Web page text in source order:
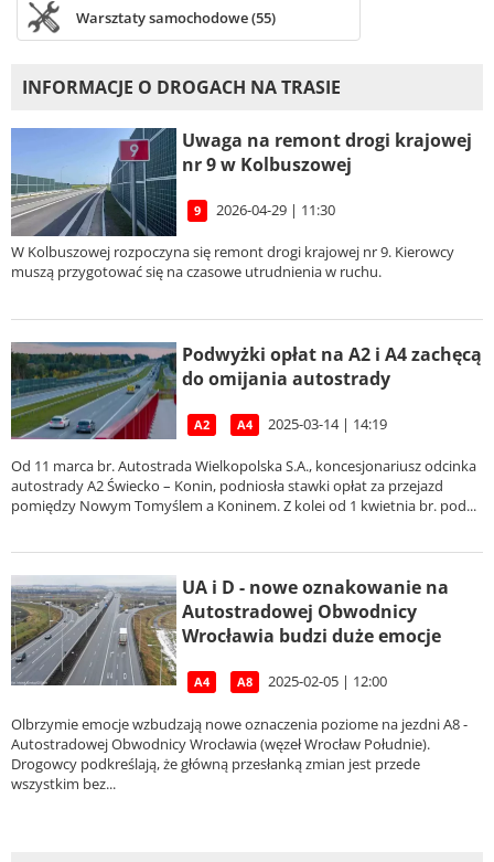
Warsztaty samochodowe (55)
INFORMACJE O DROGACH NA TRASIE
Uwaga na remont drogi krajowej
nr 9 w Kolbuszowej
9 2026-04-29 | 11:30
W Kolbuszowej rozpoczyna się remont drogi krajowej nr 9. Kierowcy
muszą przygotować się na czasowe utrudnienia w ruchu.
Podwyżki opłat na A2 i A4 zachęcą
do omijania autostrady
A2 A4 2025-03-14 | 14:19
Od 11 marca br. Autostrada Wielkopolska S.A., koncesjonariusz odcinka
autostrady A2 Świecko – Konin, podniosła stawki opłat za przejazd
pomiędzy Nowym Tomyślem a Koninem. Z kolei od 1 kwietnia br. pod...
UA i D - nowe oznakowanie na
Autostradowej Obwodnicy
Wrocławia budzi duże emocje
A4 A8 2025-02-05 | 12:00
Olbrzymie emocje wzbudzają nowe oznaczenia poziome na jezdni A8 -
Autostradowej Obwodnicy Wrocławia (węzeł Wrocław Południe).
Drogowcy podkreślają, że główną przesłanką zmian jest przede
wszystkim bez...